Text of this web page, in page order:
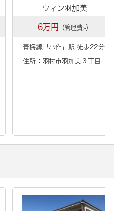
ウィン羽加美
6万円 （管理費:-）
青梅線「小作」駅 徒歩22分
住所：羽村市羽加美３丁目